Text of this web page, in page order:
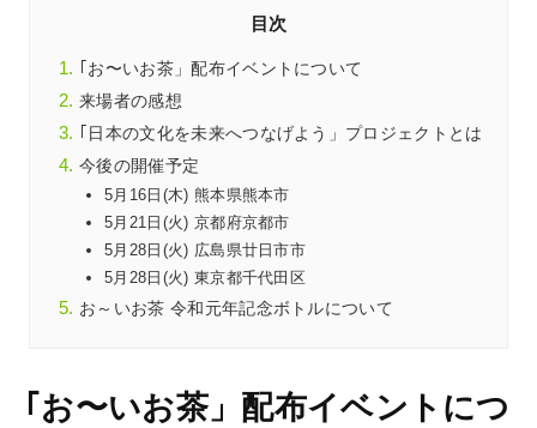
目次
｢お〜いお茶」配布イベントについて
来場者の感想
｢日本の文化を未来へつなげよう」プロジェクトとは
今後の開催予定
5月16日(木) 熊本県熊本市
5月21日(火) 京都府京都市
5月28日(火) 広島県廿日市市
5月28日(火) 東京都千代田区
お～いお茶 令和元年記念ボトルについて
｢お〜いお茶」配布イベントにつ